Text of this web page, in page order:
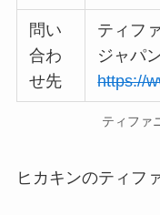
問い
合わ
せ先
ティフ
ジャパ
https://
ティファ
ヒカキンのティフ